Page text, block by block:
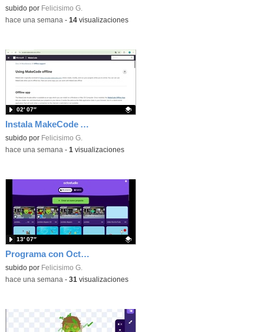
Contenido educativo.
subido por Felicisimo G.
-hace una semana - 14visualizaciones
Instala MakeCode Arcade offline para programar grandes juegos sin necesidad de Internet
Contenido educativo.
subido por Felicisimo G.
02′ 07″
-hace una semana - 1 visualizaciones
Programa con OctoStudio, un juego de disparos contra Zombies con un cargador basado en el House of the dead
Contenido educativo.
subido por Felicisimo G.
13′ 07″
-hace una semana - 31 visualizaciones